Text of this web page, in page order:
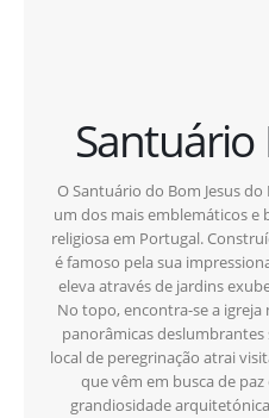
Santuário
O Santuário do Bom Jesus
um dos mais emblemáticos
religiosa em Portugal.
é famoso pela sua
eleva através de jardins
No topo, encontra-se a igreja
panorâmicas deslumbrantes
local de peregrinação atrai
que vêm em busca de
grandiosidade